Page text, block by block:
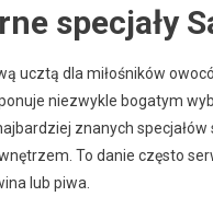
specjały
ucztą dla miłośników
niezwykle bogatym
znanych specjałów
To danie często
lub piwa.